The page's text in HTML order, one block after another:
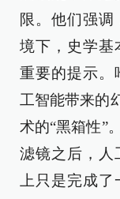
限。他们强调
境下，史学基
重要的提示。
工智能带来的
术的“黑箱性”
滤镜之后，人
上只是完成